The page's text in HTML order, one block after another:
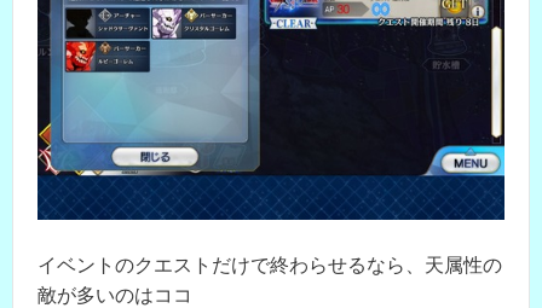
イベントのクエストだけで終わらせるなら、天属性の
敵が多いのはココ